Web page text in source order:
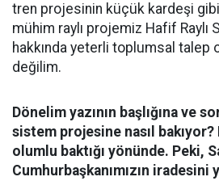
tren projesinin küçük kardeşi
mühim raylı projemiz Hafif Raylı
hakkında yeterli toplumsal talep
değilim.
Dönelim yazının başlığına ve
sistem projesine nasıl
olumlu baktığı yönünde. Peki,
Cumhurbaşkanımızın iradesini